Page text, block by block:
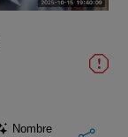
Nombre